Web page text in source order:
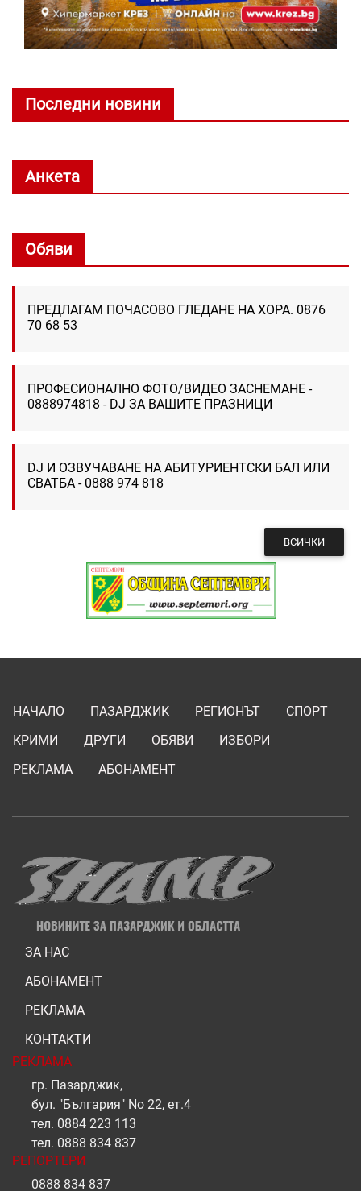
Последни новини
Анкета
Обяви
ПРЕДЛАГАМ ПОЧАСОВО ГЛЕДАНЕ НА ХОРА. 0876
70 68 53
ПРОФЕСИОНАЛНО ФОТО/ВИДЕО ЗАСНЕМАНЕ -
0888974818 - DJ ЗА ВАШИТЕ ПРАЗНИЦИ
DJ И ОЗВУЧАВАНЕ НА АБИТУРИЕНТСКИ БАЛ ИЛИ
СВАТБА - 0888 974 818
ВСИЧКИ
НАЧАЛО ПАЗАРДЖИК РЕГИОНЪТ
СПОРТ
КРИМИ
ДРУГИ ОБЯВИ
ИЗБОРИ
РЕКЛАМА
АБОНАМЕНТ
ЗА НАС
АБОНАМЕНТ
РЕКЛАМА
КОНТАКТИ
РЕКЛАМА
гр. Пазарджик,
бул. "България" No 22, ет.4
тел. 0884 223 113
тел. 0888 834 837
РЕПОРТЕРИ
0888 834 837